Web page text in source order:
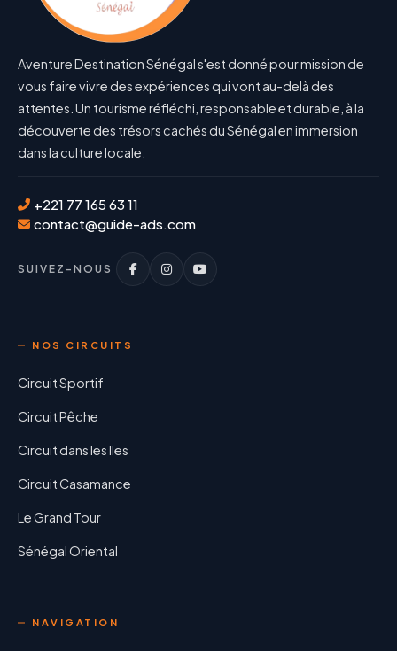
Aventure Destination Sénégal s'est donné pour mission de
vous faire vivre des expériences qui vont au-delà des
attentes. Un tourisme réfléchi, responsable et durable, à la
découverte des trésors cachés du Sénégal en immersion
dans la culture locale.
+221 77 165 63 11
contact@guide-ads.com
SUIVEZ-NOUS
NOS CIRCUITS
Circuit Sportif
Circuit Pêche
Circuit dans les Iles
Circuit Casamance
Le Grand Tour
Sénégal Oriental
NAVIGATION